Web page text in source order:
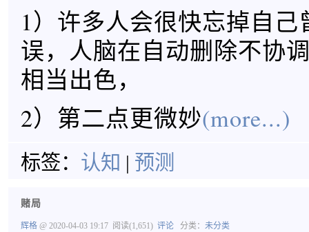
1）许多人会很快忘掉自己
误，人脑在自动删除不协
相当出色，
2）第二点更微妙(more...)
标签： 认知 | 预测
赌局
辉格 @ 2020-04-03 19:17 阅读(1,651) 评论 分类： 未分类